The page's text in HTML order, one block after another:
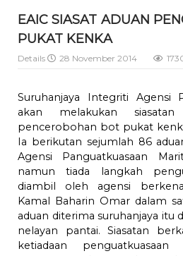
EAIC SIASAT ADUAN
PUKAT KENKA
Details 28 November 2014
Suruhanjaya Integriti Agensi
akan melakukan
pencerobohan bot pukat
Ia berikutan sejumlah 86
Agensi Panguatkuasaan
namun tiada langkah
diambil oleh agensi
Kamal Baharin Omar dalam
aduan diterima suruhanjaya itu
nelayan pantai. Siasatan
ketiadaan